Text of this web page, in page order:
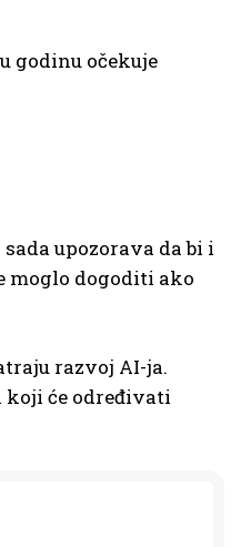
godinu očekuje
upozorava da bi i
moglo dogoditi ako
razvoj AI-ja.
koji će određivati